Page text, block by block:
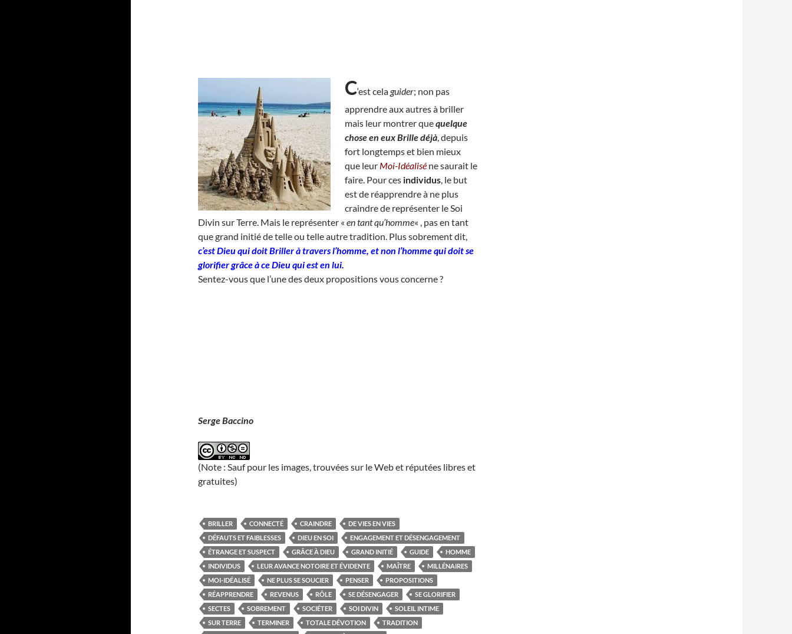
C‘est cela guider; non pas
apprendre aux autres à briller
mais leur montrer quequelque
chose en eux Brille déjà, depuis
fort longtemps et bien mieux
que leur Moi-Idéalisé ne saurait le
faire. Pour ces individus, le but
est de réapprendre à ne plus
craindre de représenter le Soi
Divin sur Terre. Mais le représenter « en tant qu’homme« , pas en tant
que grand initié de telle ou telle autre tradition. Plus sobrement dit,
c’est Dieu qui doit Briller à travers l’homme, et non l’homme qui doit se
glorifier grâce à ce Dieu qui est en lui.
Sentez-vous que l’une des deux propositions vous concerne ?
Serge Baccino
(Note : Sauf pour les images, trouvées sur le Web et réputées libres et
gratuites)
BRILLER CONNECTÉ CRAINDRE
DE VIES EN VIES
DÉFAUTS ET FAIBLESSES
DIEU EN SOI
ENGAGEMENT ET DÉSENGAGEMENT
ÉTRANGE ET SUSPECT
GRÂCE À DIEU GRAND INITIÉ GUIDE
HOMME
INDIVIDUS
LEUR AVANCE NOTOIRE ET ÉVIDENTE MAÎTRE
MILLÉNAIRES
MOI-IDÉALISÉ
NE PLUS SE SOUCIER PENSER
PROPOSITIONS
RÉAPPRENDRE
REVENUS RÔLE SE DÉSENGAGER
SE GLORIFIER
SECTES
SOBREMENT SOCIÉTER SOI DIVIN
SOLEIL INTIME
SUR TERRE
TERMINER TOTALE DÉVOTION
TRADITION